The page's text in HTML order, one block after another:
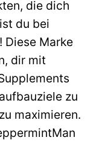
die dich
du bei
Diese Marke
dir mit
zu
maximieren.